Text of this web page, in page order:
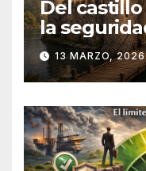
Del castillo
la
13 MARZO,